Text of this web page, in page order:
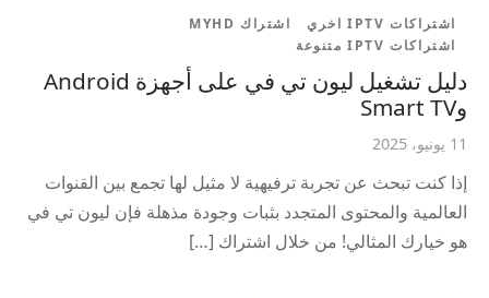
اشتراكات IPTV اخري
اشتراك MYHD
اشتراكات IPTV متنوعة
دليل تشغيل ليون تي في على أجهزة Android
وSmart TV
11 يونيو، 2025
إذا كنت تبحث عن تجربة ترفيهية لا مثيل لها تجمع بين القنوات
العالمية والمحتوى المتجدد بثبات وجودة مذهلة فإن ليون تي في
هو خيارك المثالي! من خلال اشتراك […]